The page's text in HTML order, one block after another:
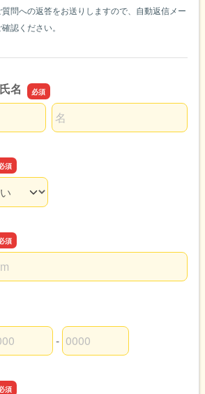
問への返答をお送りしますので、自動返信メー
認ください。
名
名前の名
番
番 -
番号